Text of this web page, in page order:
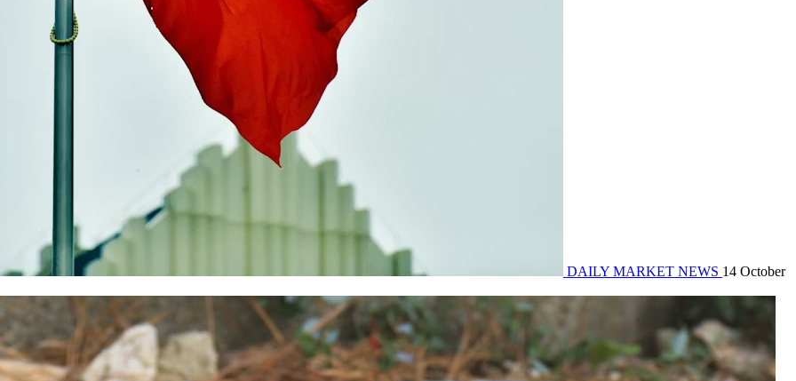
DAILY MARKET NEWS 14 October